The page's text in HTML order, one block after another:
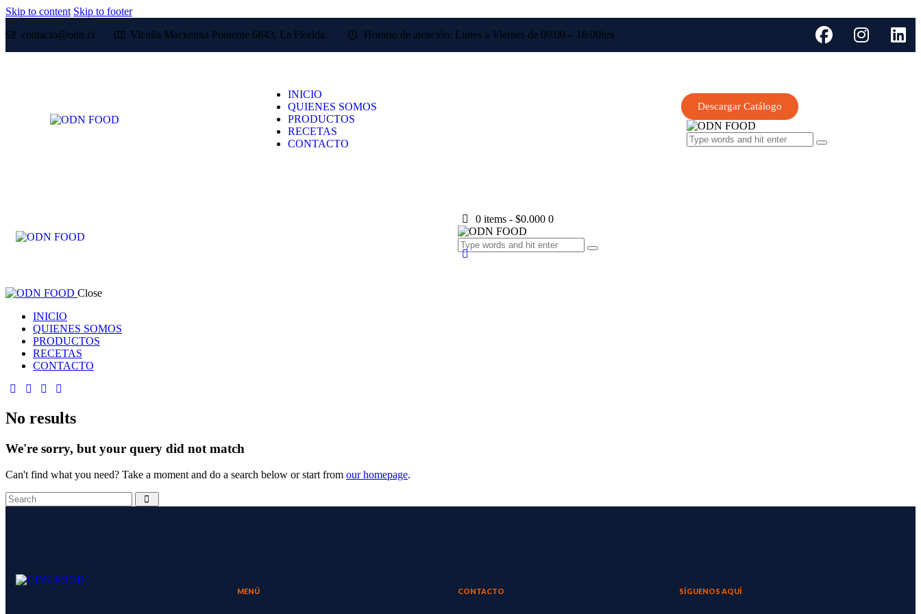
Skip to content Skip to footer
contacto@odn.cl
Vicuña Mackenna Poniente 6843, La Florida. Horario de atención: Lunes a Viernes de 09:00 – 18:00hrs
INICIO
QUIENES SOMOS
PRODUCTOS
RECETAS
CONTACTO
Descargar Catálogo
0 items - $0.000 0
Close
INICIO
QUIENES SOMOS
PRODUCTOS
RECETAS
CONTACTO
No results
We're sorry, but your query did not match
Can't find what you need? Take a moment and do a search below or start from our homepage.
MENÚ CONTACTO SÍGUENOS AQUÍ